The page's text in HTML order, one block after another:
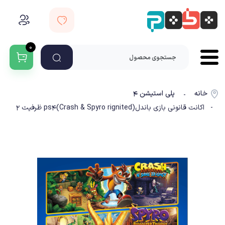
۰
خانه -
پلی استیشن ۴
- اکانت قانونی بازی باندل(Crash & Spyro rignited)ps4 ظرفیت 2